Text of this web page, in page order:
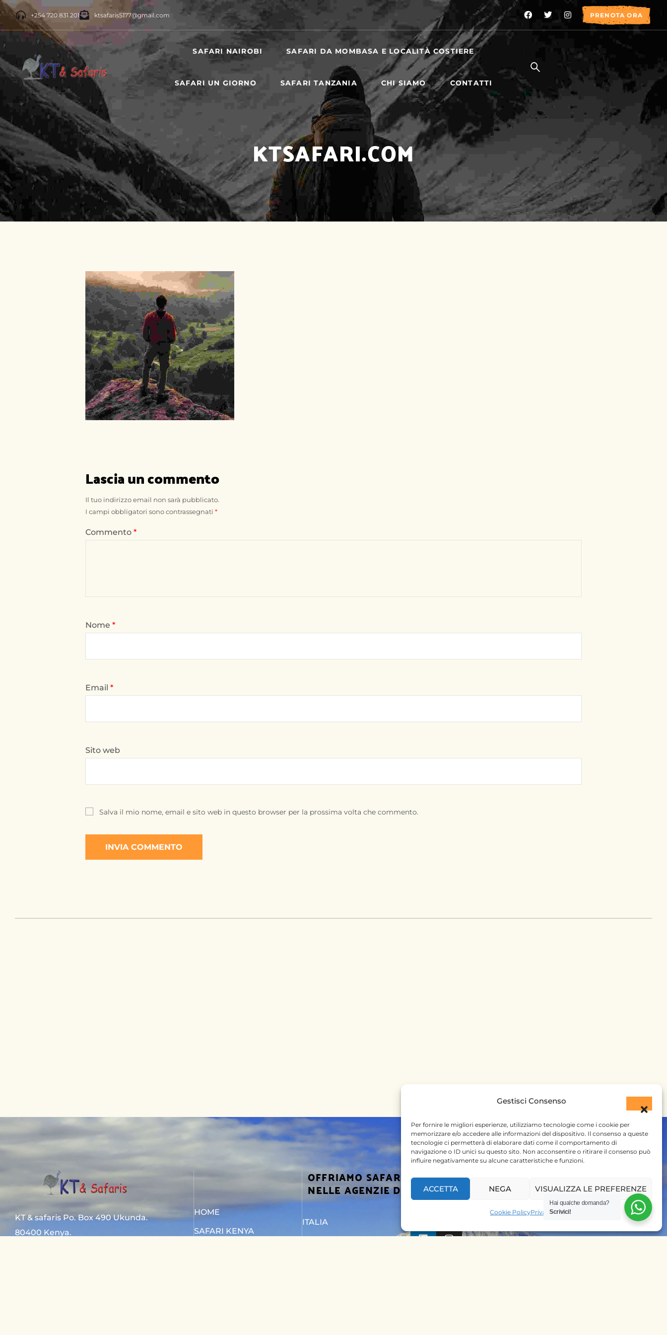
Gestisci Consenso
Per fornire le migliori esperienze, utilizziamo tecnologie come i cookie per
memorizzare e/o accedere alle informazioni del dispositivo. Il consenso a queste
tecnologie ci permetterà di elaborare dati come il comportamento di
navigazione o ID unici su questo sito. Non acconsentire o ritirare il consenso può
influire negativamente su alcune caratteristiche e funzioni.
ACCETTA NEGA VISUALIZZA LE PREFERENZE
Cookie PolicyPrivacy Policy
+254 720 831 201 ktsafaris5177@gmail.com PRENOTA ORA
SAFARI NAIROBI SAFARI DA MOMBASA E LOCALITÀ COSTIERE
SAFARI UN GIORNO SAFARI TANZANIA CHI SIAMO CONTATTI
KTSAFARI.COM
Lascia un commento
Il tuo indirizzo email non sarà pubblicato.
I campi obbligatori sono contrassegnati *
Commento *
Nome *
Email *
Sito web
Salva il mio nome, email e sito web in questo browser per la prossima volta che commento.
KT & safaris Po. Box 490 Ukunda.
80400 Kenya.
HOME
SAFARI KENYA
OFFRIAMO SAFARI
NELLE AGENZIE DI
ITALIA
SEGUICI SU
PRENOTA SUBITO IL
Hai qualche domanda?
Scrivici!